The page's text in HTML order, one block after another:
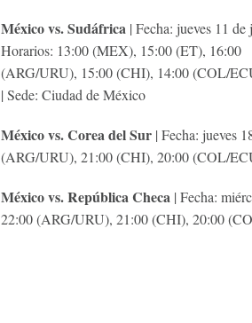
México vs. Sudáfrica| Fecha: jueves 11 de
Horarios: 13:00 (MEX), 15:00 (ET), 16:00
(ARG/URU), 15:00 (CHI), 14:00 (COL/
| Sede: Ciudad de México
México vs. Corea del Sur| Fecha: jueves
(ARG/URU), 21:00 (CHI), 20:00 (COL/
México vs. República Checa| Fecha:
22:00 (ARG/URU), 21:00 (CHI), 20:00